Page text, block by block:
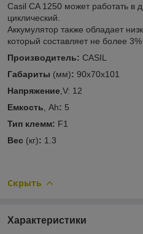
Casil CA 1250 может работать в
циклический.
Аккумулятор также обладает
который составляет не более 3%
Производитель: CASIL
Габариты (мм): 90х70х101
Напряжение ,V: 12
Емкость , Аh: 5
Тип клемм: F1
Вес (кг): 1.3
Скрыть
Характеристики